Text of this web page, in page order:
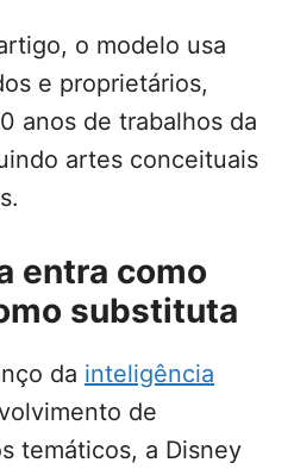
o modelo usa
e proprietários,
anos de trabalhos da
artes conceituais
entra como
substituta
da inteligência
de
temáticos, a Disney